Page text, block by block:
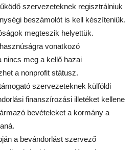
szervezeteknek regisztrálniuk
beszámolót is kell készíteniük.
megteszik helyettük.
vonatkozó
nincs meg a kellő hazai
a nonprofit státusz.
szervezeteknek külföldi
finanszírozási illetéket kellene
bevételeket a kormány a
a bevándorlást szervező